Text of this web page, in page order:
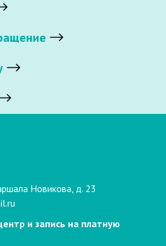
Новикова, д. 23
и запись на платную